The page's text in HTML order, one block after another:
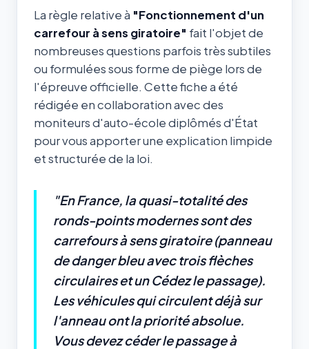
La règle relative à "Fonctionnement d'un
carrefour à sens giratoire" fait l'objet de
nombreuses questions parfois très subtiles
ou formulées sous forme de piège lors de
l'épreuve officielle. Cette fiche a été
rédigée en collaboration avec des
moniteurs d'auto-école diplômés d'État
pour vous apporter une explication limpide
et structurée de la loi.
"En France, la quasi-totalité des
ronds-points modernes sont des
carrefours à sens giratoire (panneau
de danger bleu avec trois flèches
circulaires et un Cédez le passage).
Les véhicules qui circulent déjà sur
l'anneau ont la priorité absolue.
Vous devez céder le passage à